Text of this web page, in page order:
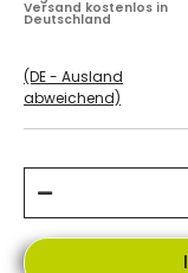
Versand kostenlos in
Deutschland
(DE - Ausland
abweichend)